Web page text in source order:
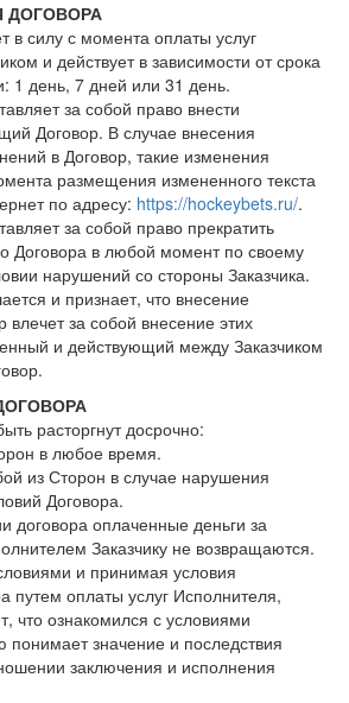
ДОГОВОРА
в силу с момента оплаты услуг
и действует в зависимости от срока
1 день, 7 дней или 31 день.
за собой право внести
Договор. В случае внесения
в Договор, такие изменения
размещения измененного текста
по адресу: https://hockeybets.ru/.
за собой право прекратить
Договора в любой момент по своему
нарушений со стороны Заказчика.
и признает, что внесение
влечет за собой внесение этих
и действующий между Заказчиком
расторгнут досрочно:
в любое время.
из Сторон в случае нарушения
Договора.
договора оплаченные деньги за
Заказчику не возвращаются.
и принимая условия
путем оплаты услуг Исполнителя,
что ознакомился с условиями
понимает значение и последствия
заключения и исполнения